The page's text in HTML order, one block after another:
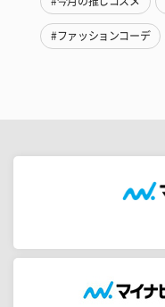
#ファッションコーデ